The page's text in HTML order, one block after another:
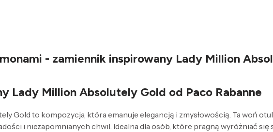
- zamiennik inspirowany Lady Million
Lady Million Absolutely Gold od Paco Rabanne
Gold to kompozycja, która emanuje elegancją i zmysłowością. Ta woń
i niezapomnianych chwil. Idealna dla osób, które pragną wyróżniać